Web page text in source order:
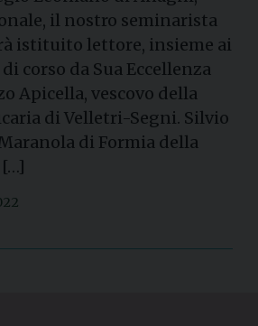
il nostro seminarista
istituito lettore, insieme ai
corso da Sua Eccellenza
Apicella, vescovo della
di Velletri-Segni. Silvio
di Formia della
[…]